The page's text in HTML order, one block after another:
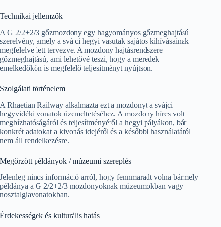
Technikai jellemzők
A G 2/2+2/3 gőzmozdony egy hagyományos gőzmeghajtású
szerelvény, amely a svájci hegyi vasutak sajátos kihívásainak
megfelelve lett tervezve. A mozdony hajtásrendszere
gőzmeghajtású, ami lehetővé teszi, hogy a meredek
emelkedőkön is megfelelő teljesítményt nyújtson.
Szolgálati történelem
A Rhaetian Railway alkalmazta ezt a mozdonyt a svájci
hegyvidéki vonatok üzemeltetéséhez. A mozdony híres volt
megbízhatóságáról és teljesítményéről a hegyi pályákon, bár
konkrét adatokat a kivonás idejéről és a későbbi használatáról
nem áll rendelkezésre.
Megőrzött példányok / múzeumi szereplés
Jelenleg nincs információ arról, hogy fennmaradt volna bármely
példánya a G 2/2+2/3 mozdonyoknak múzeumokban vagy
nosztalgiavonatokban.
Érdekességek és kulturális hatás